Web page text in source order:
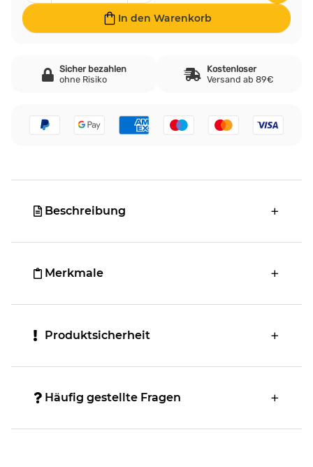
In den Warenkorb
Sicher bezahlen
ohne Risiko
Kostenloser
Versand ab 89€
Beschreibung
Merkmale
Produktsicherheit
Häufig gestellte Fragen